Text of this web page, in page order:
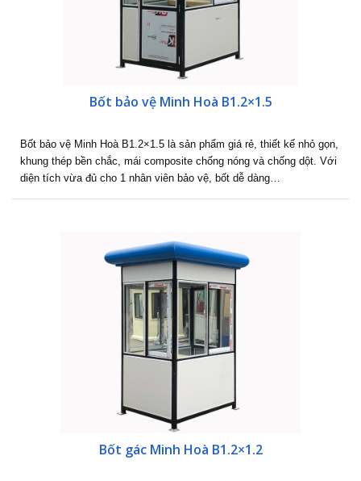
Bốt bảo vệ Minh Hoà B1.2×1.5
Bốt bảo vệ Minh Hoà B1.2×1.5 là sản phẩm giá rẻ, thiết kế nhỏ gọn,
khung thép bền chắc, mái composite chống nóng và chống dột. Với
diện tích vừa đủ cho 1 nhân viên bảo vệ, bốt dễ dàng…
Bốt gác Minh Hoà B1.2×1.2